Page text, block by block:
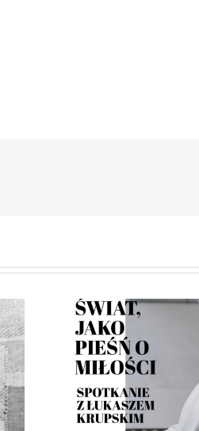
Światło
miłości:
Krupski –